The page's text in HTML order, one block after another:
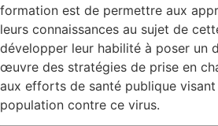
formation est de permettre aux
leurs connaissances au sujet de
développer leur habilité à poser un
œuvre des stratégies de prise en
aux efforts de santé publique
population contre ce virus.